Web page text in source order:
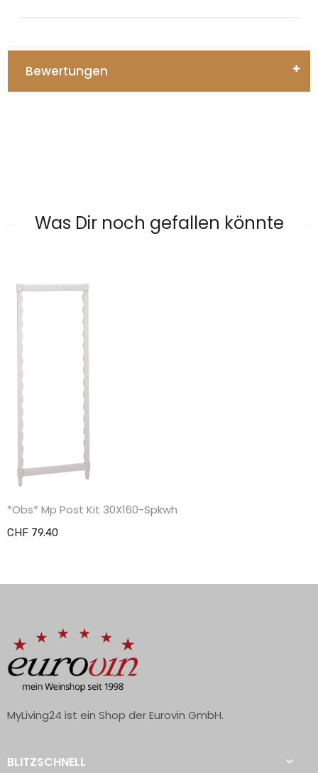
Bewertungen
Was Dir noch gefallen könnte
*Obs* Mp Post Kit 30X160-Spkwh
CHF 79.40
MyLiving24 ist ein Shop der Eurovin GmbH.
BLITZSCHNELL